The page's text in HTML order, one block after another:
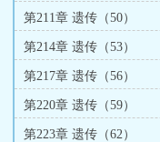
第211章 遗传（50）
第214章 遗传（53）
第217章 遗传（56）
第220章 遗传（59）
第223章 遗传（62）